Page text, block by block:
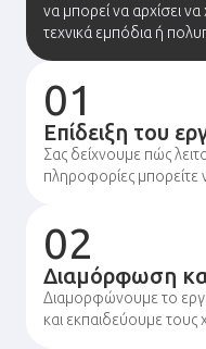
να μπορεί να αρχίσει
τεχνικά εμπόδια ή
01
Επίδειξη του
Σας δείχνουμε πώς
πληροφορίες μπορείτε
02
Διαμόρφωση
Διαμορφώνουμε το
και εκπαιδεύουμε